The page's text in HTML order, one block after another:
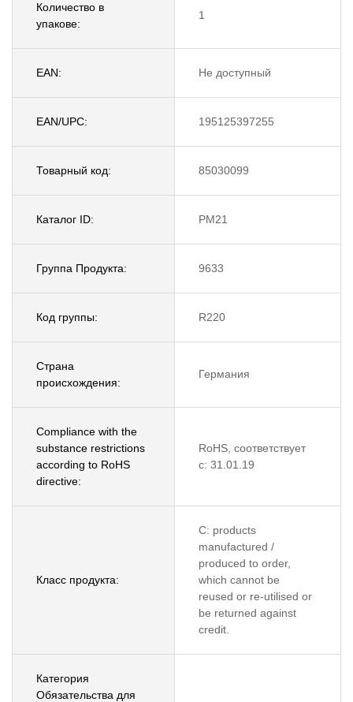
Количество в
упакове:
1
EAN: Не доступный
EAN/UPC: 195125397255
Товарный код: 85030099
Каталог ID: PM21
Группа Продукта: 9633
Код группы: R220
Страна
происхождения:
Германия
Compliance with the
substance restrictions
according to RoHS
directive:
RoHS, соответствует
с: 31.01.19
Класс продукта:
C: products
manufactured /
produced to order,
which cannot be
reused or re-utilised or
be returned against
credit.
Категория
Обязательства для